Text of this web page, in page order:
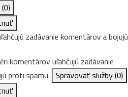
(0)
zadávanie komentárov a bojujú
komentárov uľahčujú zadávanie
proti spamu. Spravovať služby(0)